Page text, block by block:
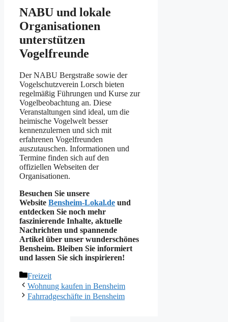
NABU und lokale
Organisationen
unterstützen
Vogelfreunde
Der NABU Bergstraße sowie der
Vogelschutzverein Lorsch bieten
regelmäßig Führungen und Kurse zur
Vogelbeobachtung an. Diese
Veranstaltungen sind ideal, um die
heimische Vogelwelt besser
kennenzulernen und sich mit
erfahrenen Vogelfreunden
auszutauschen. Informationen und
Termine finden sich auf den
offiziellen Webseiten der
Organisationen.
Besuchen Sie unsere
Website Bensheim-Lokal.de und
entdecken Sie noch mehr
faszinierende Inhalte, aktuelle
Nachrichten und spannende
Artikel über unser wunderschönes
Bensheim. Bleiben Sie informiert
und lassen Sie sich inspirieren!
Kategorien
Freizeit
Wohnung kaufen in Bensheim
Fahrradgeschäfte in Bensheim